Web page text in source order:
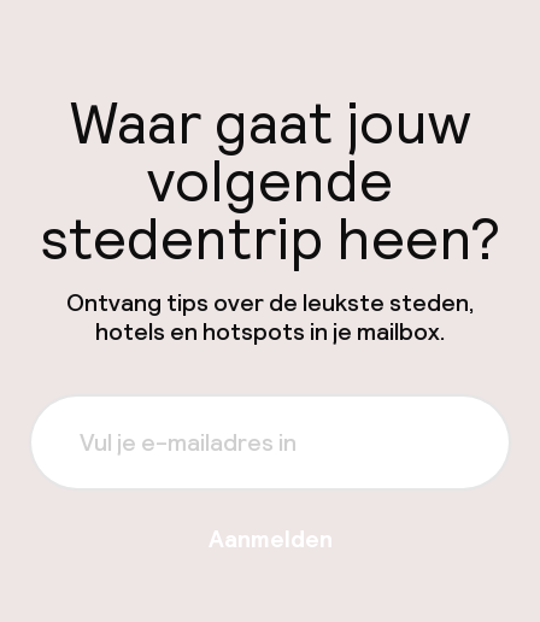
Waar gaat jouw
volgende
stedentrip heen?
Ontvang tips over de leukste steden,
hotels en hotspots in je mailbox.
Aanmelden